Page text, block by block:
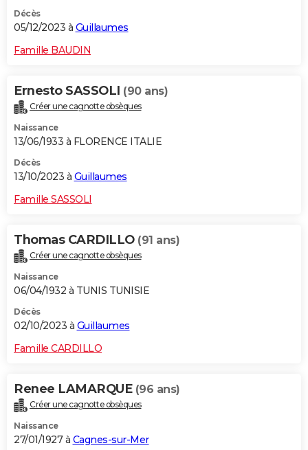
Décès
05/12/2023 à Guillaumes
Famille BAUDIN
Ernesto SASSOLI (90 ans)
Créer une cagnotte obsèques
Naissance
13/06/1933 à FLORENCE ITALIE
Décès
13/10/2023 à Guillaumes
Famille SASSOLI
Thomas CARDILLO (91 ans)
Créer une cagnotte obsèques
Naissance
06/04/1932 à TUNIS TUNISIE
Décès
02/10/2023 à Guillaumes
Famille CARDILLO
Renee LAMARQUE (96 ans)
Créer une cagnotte obsèques
Naissance
27/01/1927 à Cagnes-sur-Mer